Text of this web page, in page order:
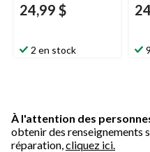
24,99 $
2 en stock
À l'attention des
obtenir des renseignements
réparation, cliquez ici.